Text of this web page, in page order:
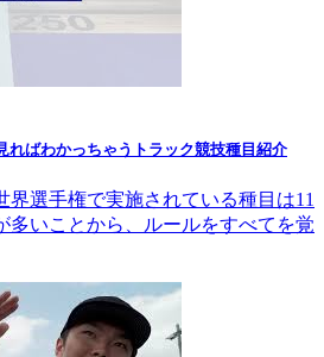
ればわかっちゃうトラック競技種目紹介
界選手権で実施されている種目は11
多いことから、ルールをすべてを覚